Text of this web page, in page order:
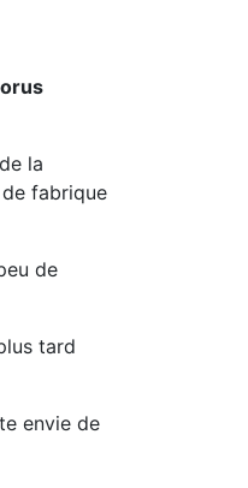
la
de fabrique
de
tard
envie de